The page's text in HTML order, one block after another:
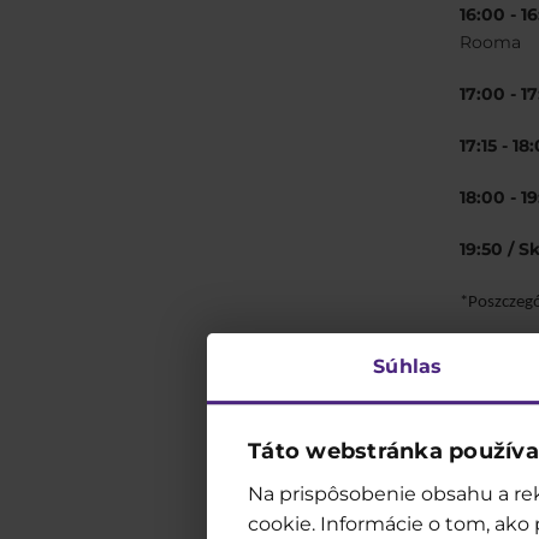
Súhlas
Táto webstránka
Na prispôsobenie obsahu a
cookie. Informácie o tom,
16:00 -
Rooma
17:00 -
17:15 -
18:00 -
19:50 /